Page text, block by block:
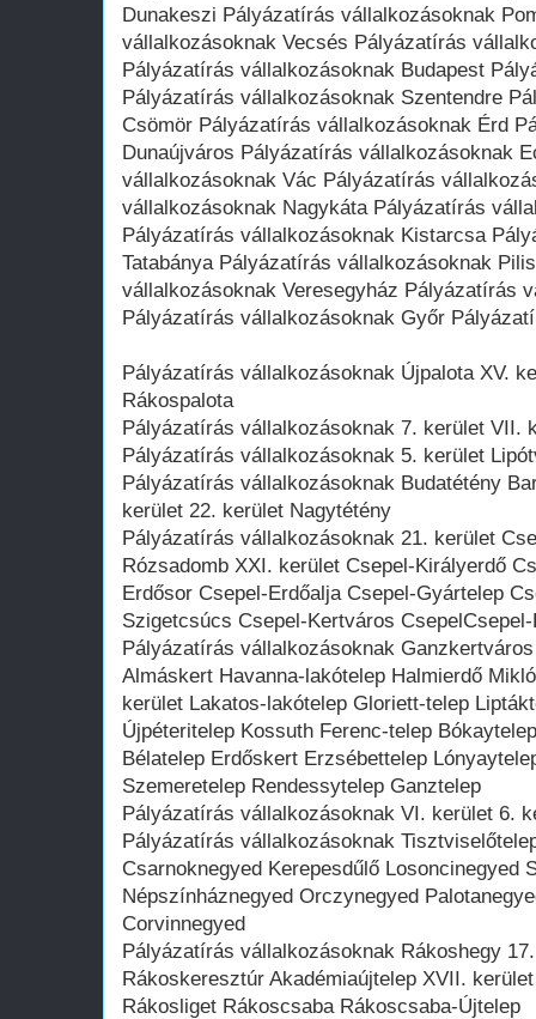
Dunakeszi Pályázatírás vállalkozásoknak
vállalkozásoknak Vecsés Pályázatírás
Pályázatírás vállalkozásoknak Budapest
Pályázatírás vállalkozásoknak Szentendre
Csömör Pályázatírás vállalkozásoknak Érd
Dunaújváros Pályázatírás vállalkozásoknak
vállalkozásoknak Vác Pályázatírás
vállalkozásoknak Nagykáta Pályázatírás
Pályázatírás vállalkozásoknak Kistarcsa
Tatabánya Pályázatírás vállalkozásoknak
vállalkozásoknak Veresegyház Pályázatírás
Pályázatírás vállalkozásoknak Győr
Pályázatírás vállalkozásoknak Újpalota XV.
Rákospalota
Pályázatírás vállalkozásoknak 7. kerület VII.
Pályázatírás vállalkozásoknak 5. kerület
Pályázatírás vállalkozásoknak Budatétény
kerület 22. kerület Nagytétény
Pályázatírás vállalkozásoknak 21. kerület
Rózsadomb XXI. kerület Csepel-Királyerdő
Erdősor Csepel-Erdőalja Csepel-Gyártelep
Szigetcsúcs Csepel-Kertváros
Pályázatírás vállalkozásoknak
Almáskert Havanna-lakótelep Halmierdő
kerület Lakatos-lakótelep Gloriett-telep
Újpéteritelep Kossuth Ferenc-telep
Bélatelep Erdőskert Erzsébettelep
Szemeretelep Rendessytelep Ganztelep
Pályázatírás vállalkozásoknak VI. kerület 6.
Pályázatírás vállalkozásoknak
Csarnoknegyed Kerepesdűlő Losoncinegyed
Népszínháznegyed Orczynegyed
Corvinnegyed
Pályázatírás vállalkozásoknak Rákoshegy
Rákoskeresztúr Akadémiaújtelep XVII.
Rákosliget Rákoscsaba Rákoscsaba-Újtelep